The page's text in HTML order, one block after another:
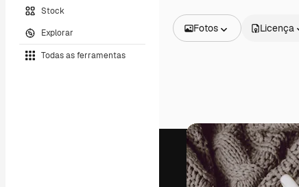
Stock
Explorar
Todas as ferramentas
Fotos
Vídeos
Clipes de vídeo
Animações
Modelos de vídeos
Ícones
Licença